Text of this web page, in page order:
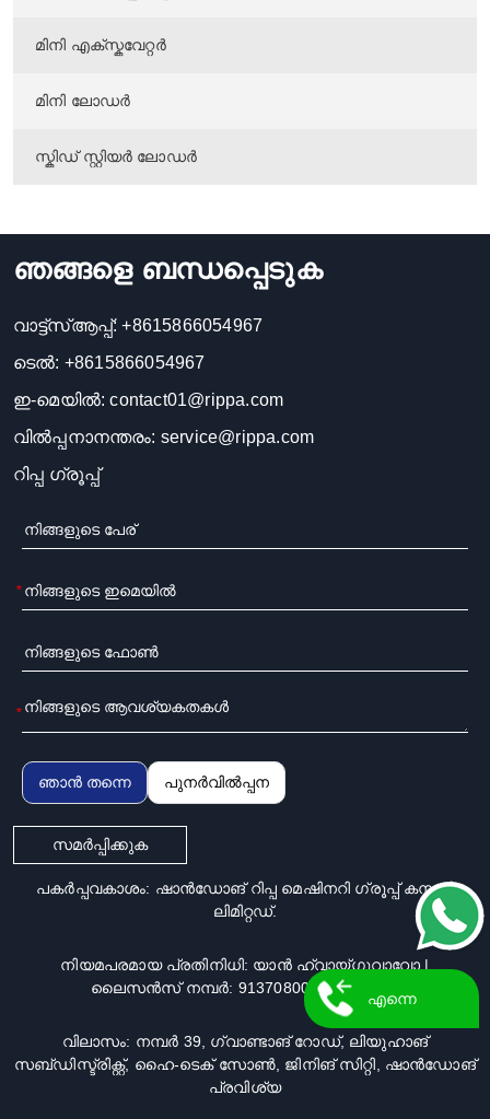
മിനി എക്സ്കവേറ്റർ
മിനി ലോഡർ
സ്കിഡ് സ്റ്റിയർ ലോഡർ
ഞങ്ങളെ ബന്ധപ്പെടുക
വാട്ട്സ്ആപ്പ്:+8615866054967
ടെൽ: +8615866054967
ഇ-മെയിൽ:contact01@rippa.com
വിൽപ്പനാനന്തരം: service@rippa.com
റിപ്പ ഗ്രൂപ്പ്
*
*
ഞാൻ തന്നെ പുനർവിൽപ്പന
സമർപ്പിക്കുക
പകർപ്പവകാശം: ഷാൻഡോങ് റിപ്പ മെഷിനറി ഗ്രൂപ്പ് കമ്പനി
ലിമിറ്റഡ്.
നിയമപരമായ പ്രതിനിധി: യാൻ ഹ്വായ്ഗുവാവോ |
ലൈസൻസ് നമ്പർ: 913708000509206491
വിലാസം: നമ്പർ 39, ഗ്വാണ്ടാങ് റോഡ്, ലിയുഹാങ്
സബ്ഡിസ്ട്രിക്റ്റ്, ഹൈ-ടെക് സോൺ, ജിനിങ് സിറ്റി, ഷാൻഡോങ്
പ്രവിശ്യ
എന്നെ
തിരികെ